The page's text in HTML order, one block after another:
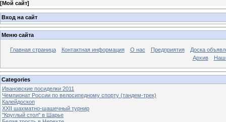
[Мой сайт]
Вход на сайт
Меню сайта
Главная страница Контактная информация О нас Предприятия
Доска
Архив
Categories
Ивановские посиделки 2011
Чемпионат России по велосипедному спорту (тандем-трек)
Калейдоскоп
XXII шахматно-шашечный турнир
"Круглый стол" в Шарье